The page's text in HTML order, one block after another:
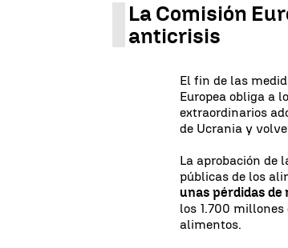
La Comisión
anticrisis
El fin de las
Europea obliga a
extraordinarios
de Ucrania y
La aprobación de
públicas de los
unas pérdidas de
los 1.700
alimentos.